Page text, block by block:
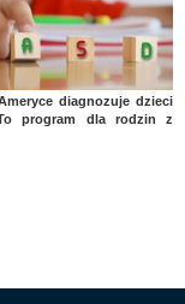
diagnozuje dzieci
program dla rodzin z